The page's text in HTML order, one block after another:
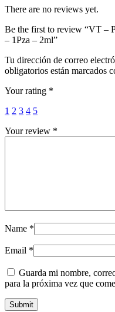
There are no reviews yet.
Be the first to review “VT –
– 1Pza – 2ml”
Tu dirección de correo
obligatorios están marcados
Your rating *
1 2 3 4 5
Your review *
Name *
Email *
Guarda mi nombre,
para la próxima vez que